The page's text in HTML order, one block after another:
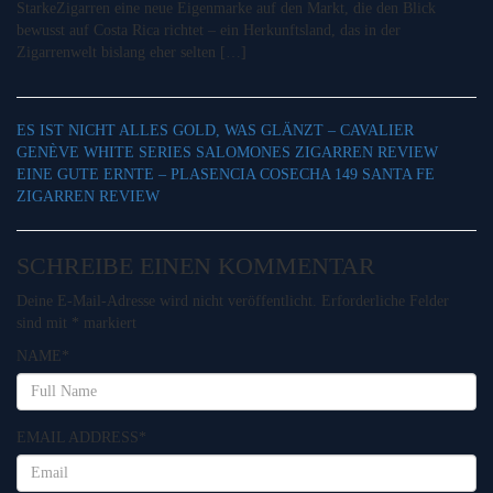
StarkeZigarren eine neue Eigenmarke auf den Markt, die den Blick
bewusst auf Costa Rica richtet – ein Herkunftsland, das in der
Zigarrenwelt bislang eher selten […]
ES IST NICHT ALLES GOLD, WAS GLÄNZT – CAVALIER
GENÈVE WHITE SERIES SALOMONES ZIGARREN REVIEW
EINE GUTE ERNTE – PLASENCIA COSECHA 149 SANTA FE
ZIGARREN REVIEW
SCHREIBE EINEN KOMMENTAR
Deine E-Mail-Adresse wird nicht veröffentlicht.
Erforderliche Felder
sind mit * markiert
NAME *
EMAIL ADDRESS*